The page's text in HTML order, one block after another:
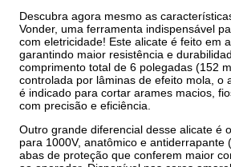
Descubra agora mesmo as
Vonder, uma ferramenta indispensável
com eletricidade! Este alicate é feito em
garantindo maior resistência e
comprimento total de 6 polegadas (152
controlada por lâminas de efeito mola, o
é indicado para cortar arames macios,
com precisão e eficiência.
Outro grande diferencial desse alicate é
para 1000V, anatômico e antiderrapante
abas de proteção que conferem maior